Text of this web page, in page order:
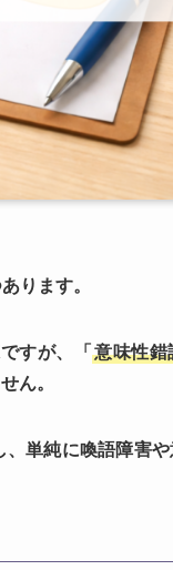
ります。
すが、「意味性錯
ん。
単純に喚語障害